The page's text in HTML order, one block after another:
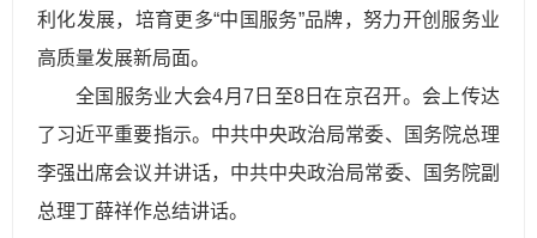
利化发展，培育更多“中国服务”品牌，努力开创服务业
高质量发展新局面。
全国服务业大会4月7日至8日在京召开。会上传达
了习近平重要指示。中共中央政治局常委、国务院总理
李强出席会议并讲话，中共中央政治局常委、国务院副
总理丁薛祥作总结讲话。